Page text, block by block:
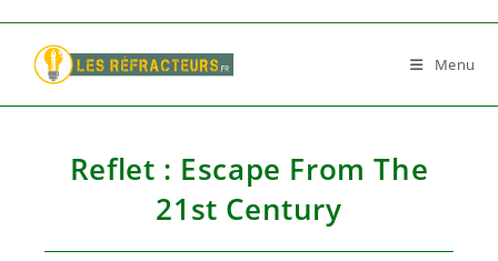
content
Menu
Reflet : Escape From The
21st Century